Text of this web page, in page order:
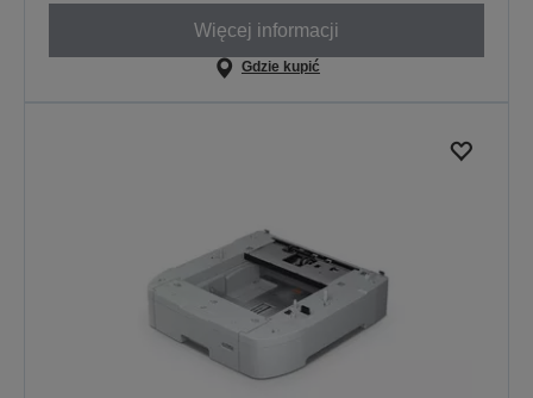
Więcej informacji
Gdzie kupić